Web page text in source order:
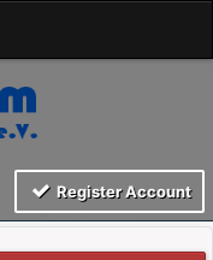
Register Account